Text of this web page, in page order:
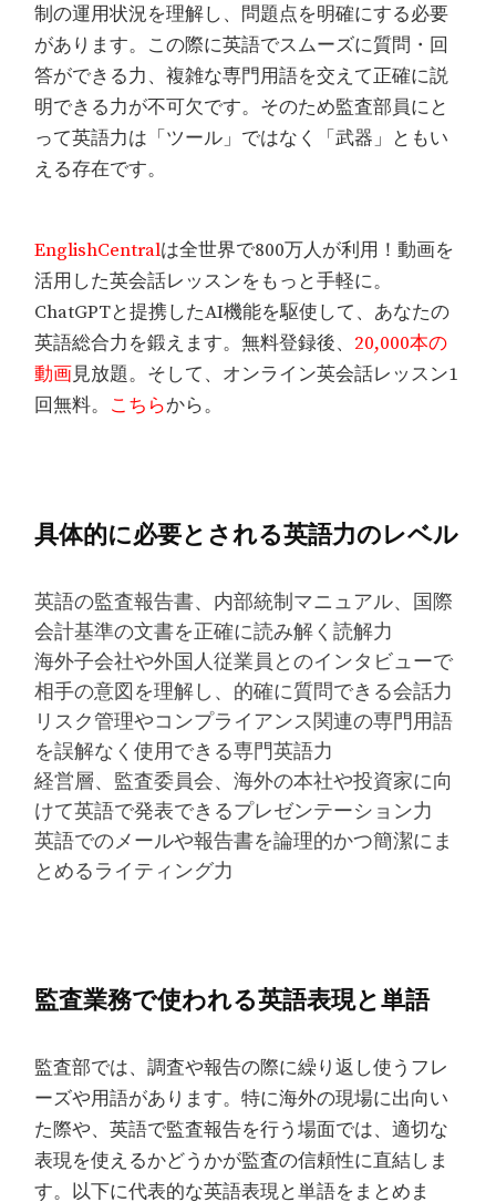
制の運用状況を理解し、問題点を明確にする必要
があります。この際に英語でスムーズに質問・回
答ができる力、複雑な専門用語を交えて正確に説
明できる力が不可欠です。そのため監査部員にと
って英語力は「ツール」ではなく「武器」ともい
える存在です。
EnglishCentralは全世界で800万人が利用！動画を
活用した英会話レッスンをもっと手軽に。
ChatGPTと提携したAI機能を駆使して、あなたの
英語総合力を鍛えます。無料登録後、 20,000本の
動画見放題。そして、オンライン英会話レッスン1
回無料。 こちらから。
具体的に必要とされる英語力のレベル
英語の監査報告書、内部統制マニュアル、国際
会計基準の文書を正確に読み解く読解力
海外子会社や外国人従業員とのインタビューで
相手の意図を理解し、的確に質問できる会話力
リスク管理やコンプライアンス関連の専門用語
を誤解なく使用できる専門英語力
経営層、監査委員会、海外の本社や投資家に向
けて英語で発表できるプレゼンテーション力
英語でのメールや報告書を論理的かつ簡潔にま
とめるライティング力
監査業務で使われる英語表現と単語
監査部では、調査や報告の際に繰り返し使うフレ
ーズや用語があります。特に海外の現場に出向い
た際や、英語で監査報告を行う場面では、適切な
表現を使えるかどうかが監査の信頼性に直結しま
す。以下に代表的な英語表現と単語をまとめま